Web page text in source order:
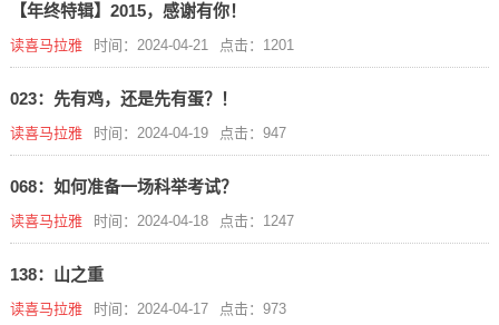
【年终特辑】2015，感谢有你！
读喜马拉雅 时间：2024-04-21 点击：1201
023：先有鸡，还是先有蛋？！
读喜马拉雅 时间：2024-04-19 点击：947
068：如何准备一场科举考试？
读喜马拉雅 时间：2024-04-18 点击：1247
138：山之重
读喜马拉雅 时间：2024-04-17 点击：973